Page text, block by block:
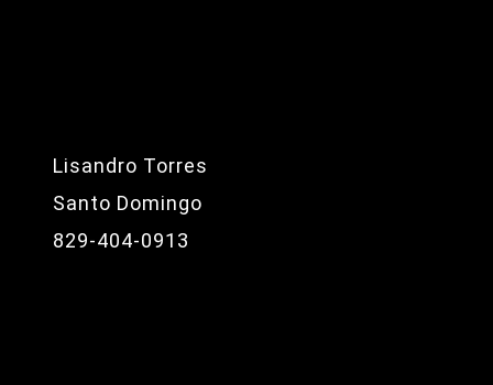
Lisandro Torres
Santo Domingo
829-404-0913